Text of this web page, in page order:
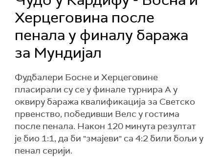
Херцеговина после
пенала у финалу баража
за Мундијал
Фудбалери Босне и Херцеговине
пласирали су се у финале турнира А у
оквиру баража квалификација за Светско
првенство, победивши Велс у гостима
после пенала. Након 120 минута резултат
је био 1:1, да би "змајеви" са 4:2 били бољи у
пенал серији.